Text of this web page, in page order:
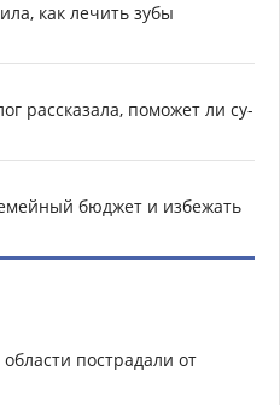
как лечить зубы
рассказала, поможет ли су-
бюджет и избежать
пострадали от